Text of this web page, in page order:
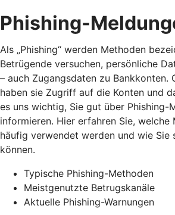
Phishing-
Als „Phishing“ werden Methoden
Betrügende versuchen, persönliche
– auch Zugangsdaten zu Bankkonten.
haben sie Zugriff auf die Konten und
es uns wichtig, Sie gut über Phishing-
informieren. Hier erfahren Sie, welche
häufig verwendet werden und wie Sie
können.
Typische Phishing-Methoden
Meistgenutzte Betrugskanäle
Aktuelle Phishing-Warnungen